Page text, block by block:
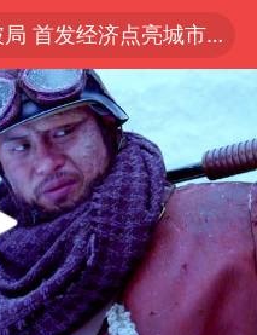
以“新”破局 首发经济点亮城市消费活力
豚进入48小时警戒线
发行价格150.80元/股
警收受10万获刑1年
宇树科技王兴兴身家有望超200亿元
秘密设立古巴工作组